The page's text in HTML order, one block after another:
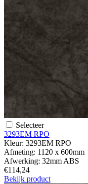
Selecteer
3293EM RPO
Kleur: 3293EM RPO
Afmeting: 1120 x 600mm
Afwerking: 32mm ABS
€114,24
Bekijk product